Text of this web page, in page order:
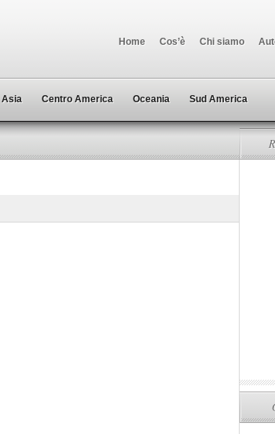
Home Cos’è Chi siamo
Asia Centro America Oceania Sud America